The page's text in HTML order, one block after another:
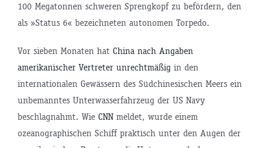
100 Megatonnen schweren Sprengkopf zu befördern, den
als »Status 6« bezeichneten autonomen Torpedo.
Vor sieben Monaten hat China nach Angaben
amerikanischer Vertreter unrechtmäßig in den
internationalen Gewässern des Südchinesischen Meers ein
unbemanntes Unterwasserfahrzeug der US Navy
beschlagnahmt. Wie CNNmeldet, wurde einem
ozeanographischen Schiff praktisch unter den Augen der